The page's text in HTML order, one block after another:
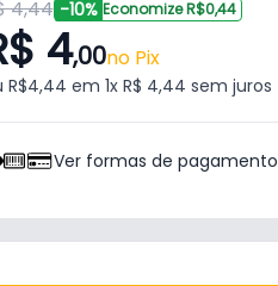
4,44 -10% Economize R$0,44
4,00no Pix
R$4,44 em 1x R$ 4,44 sem juros
Ver formas de pagamento